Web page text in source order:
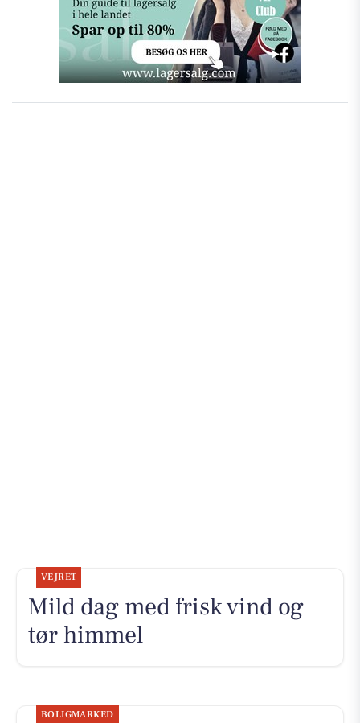
VEJRET
Mild dag med frisk vind og
tør himmel
BOLIGMARKED